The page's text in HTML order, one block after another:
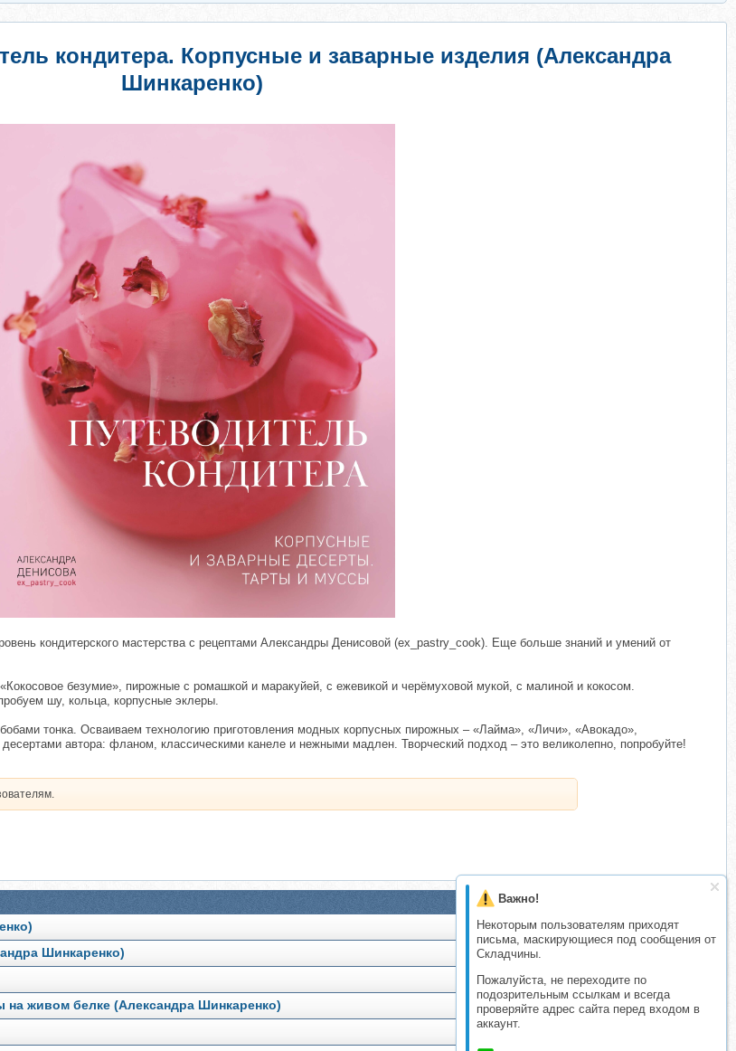
Важно!
Некоторым пользователям приходят
письма, маскирующиеся под сообщения от
Складчины.
Пожалуйста, не переходите по
подозрительным ссылкам и всегда
проверяйте адрес сайта перед входом в
аккаунт.
кондитера. Корпусные и заварные изделия (Александра
Шинкаренко)
кондитерского мастерства с рецептами Александры Денисовой (ex_pastry_cook). Еще больше знаний и умений от
безумие», пирожные с ромашкой и маракуйей, с ежевикой и черёмуховой мукой, с малиной и кокосом.
шу, кольца, корпусные эклеры.
тонка. Осваиваем технологию приготовления модных корпусных пирожных – «Лайма», «Личи», «Авокадо»,
автора: фланом, классическими канеле и нежными мадлен. Творческий подход – это великолепно, попробуйте!
Шинкаренко)
живом белке (Александра Шинкаренко)